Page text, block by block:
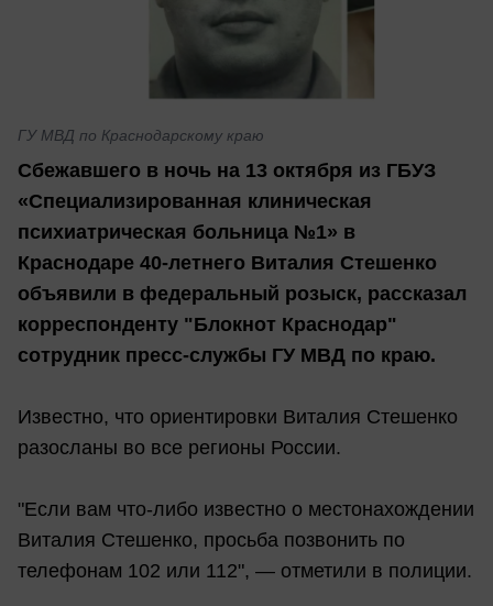
ГУ МВД по Краснодарскому краю
Сбежавшего в ночь на 13 октября из ГБУЗ
«Специализированная клиническая
психиатрическая больница №1» в
Краснодаре 40-летнего Виталия Стешенко
объявили в федеральный розыск, рассказал
корреспонденту "Блокнот Краснодар"
сотрудник пресс-службы ГУ МВД по краю.
Известно, что ориентировки Виталия Стешенко
разосланы во все регионы России.
"Если вам что-либо известно о местонахождении
Виталия Стешенко, просьба позвонить по
телефонам 102 или 112", — отметили в полиции.